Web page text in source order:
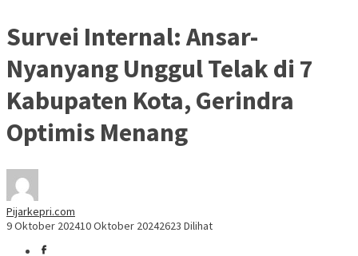
Survei Internal: Ansar-
Nyanyang Unggul Telak di 7
Kabupaten Kota, Gerindra
Optimis Menang
Pijarkepri.com
9 Oktober 202410 Oktober 20242623 Dilihat